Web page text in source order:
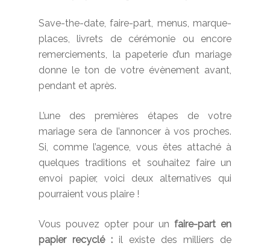
Save-the-date, faire-part, menus, marque-
places, livrets de cérémonie ou encore
remerciements, la papeterie d’un mariage
donne le ton de votre évènement avant,
pendant et après.
L’une des premières étapes de votre
mariage sera de l’annoncer à vos proches.
Si, comme l’agence, vous êtes attaché à
quelques traditions et souhaitez faire un
envoi papier, voici deux alternatives qui
pourraient vous plaire !
Vous pouvez opter pour un faire-part en
papier recyclé : il existe des milliers de